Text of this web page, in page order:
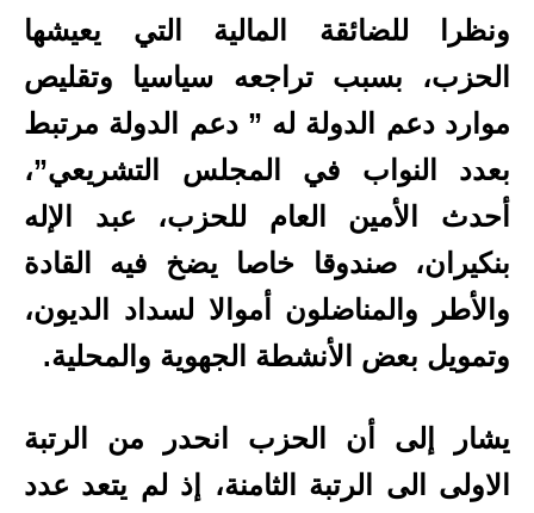
ونظرا للضائقة المالية التي يعيشها
الحزب، بسبب تراجعه سياسيا وتقليص
موارد دعم الدولة له ” دعم الدولة مرتبط
بعدد النواب في المجلس التشريعي”،
أحدث الأمين العام للحزب، عبد الإله
بنكيران، صندوقا خاصا يضخ فيه القادة
والأطر والمناضلون أموالا لسداد الديون،
وتمويل بعض الأنشطة الجهوية والمحلية.
يشار إلى أن الحزب انحدر من الرتبة
الاولى الى الرتبة الثامنة، إذ لم يتعد عدد